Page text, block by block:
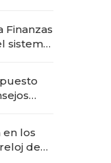
Finanzas
sistema
en los
de